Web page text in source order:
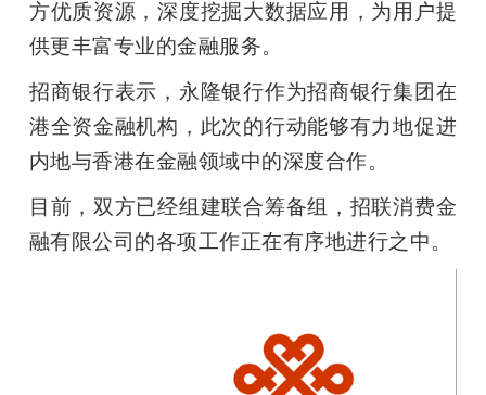
活
动
中
心
方优质资源，深度挖掘大数据应用，为用户提
供更丰富专业的金融服务。
招商银行表示，永隆银行作为招商银行集团在
港全资金融机构，此次的行动能够有力地促进
内地与香港在金融领域中的深度合作。
目前，双方已经组建联合筹备组，招联消费金
融有限公司的各项工作正在有序地进行之中。